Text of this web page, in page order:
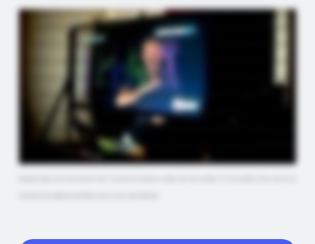
avons lancé notre nouveau produit, le Smart Lightboard, et pourtant beaucoup de personnes croient encore que ce qu'elles voient dans nos vidéos est créé par
une IA. Certains pensent même que je suis un avatar numérique. D'une certaine manière, c'est un compliment, mais en même temps, c'est assez confus et trompeur. Je
tiens donc à vous rassurer, toutes les fonctionnalités que nous montrons dans nos vidéos sont cent pour cent réelles. J'utilise un outil physique bien réel que l'on
idées plus claires et la communication plus humaine, sans perdre la présence réelle devant la caméra. Au final, ce qui compte, c'est la connexion authentique entre la
personne et son public. C'est cela qui rend une présentation vraiment mémorable. Et oui, il y a encore des personnes qui pensent que je suis un avatar d'IA. Ce n'est
pour finir, je porte même un choc. Franchement, qui créerait un avatar d'IA comme celui-ci L'avantage principal du Smart Lightboard, c'est que vous pouvez utiliser
n'importe quelle application de multiples façons. Et si une application inclut des fonctionnalités d'intelligence artificielle, vous pouvez les utiliser, mais sur le Smart